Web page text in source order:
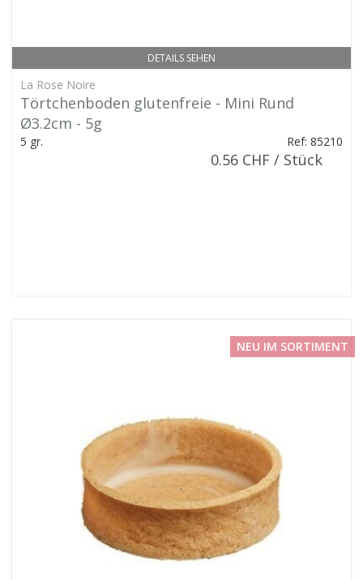
DETAILS SEHEN
La Rose Noire
Törtchenboden glutenfreie - Mini Rund
Ø3.2cm - 5g
5 gr. Ref: 85210
0.56 CHF / Stück
NEU IM SORTIMENT